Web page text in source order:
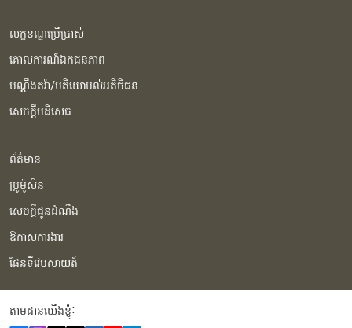
លក្ខខណ្ឌប្រើប្រាស់
គោលការណ៍ឯកជនភាព
បណ្ដឹងតវ៉ា/មតិយោបល់អតិថិជន
សេចក្ដីបដិសេធ
ព័ត៌មាន
ប្រូម៉ូសិន
សេចក្ដីជូនដំណឹង
ឱកាសការងារ
ផែនទីវេបសាយត៍
តាមដានយើងខ្ញុំំ: